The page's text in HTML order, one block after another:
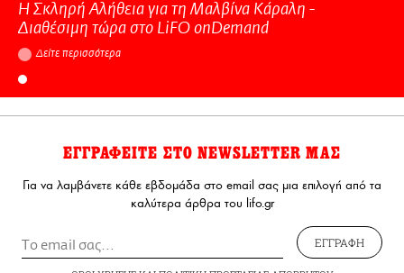
Η Σκληρή Αλήθεια για τη Μαλβίνα Κάραλη -
Διαθέσιμη τώρα στo LiFO onDemand
Δείτε περισσότερα
ΕΓΓΡΑΦΕΙΤΕ ΣΤΟ NEWSLETTER ΜΑΣ
Για να λαμβάνετε κάθε εβδομάδα στο email σας μια επιλογή από τα
καλύτερα άρθρα του lifo.gr
ΕΓΓΡΑΦΗ